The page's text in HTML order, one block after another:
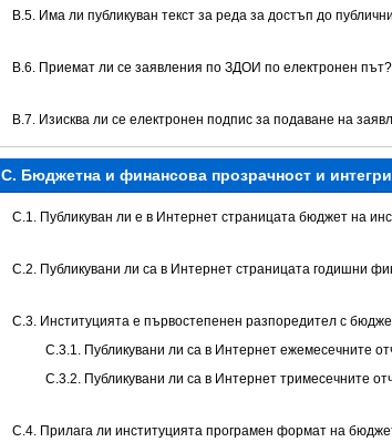
В.5. Има ли публикуван текст за реда за достъп до
В.6. Приемат ли се заявления по ЗДОИ по електронен път?
В.7. Изисква ли се електронен подпис за подаване на
C. Бюджетна и финансова прозрачност и
C.1. Публикуван ли е в Интернет страницата бюджет на
C.2. Публикувани ли са в Интернет страницата годишни
C.3. Институцията е първостепенен разпоредител с
С.3.1. Публикувани ли са в Интернет ежемесечните
С.3.2. Публикувани ли са в Интернет тримесечните
С.4. Прилага ли институцията програмен формат на